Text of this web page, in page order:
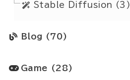
Stable Diffusion (3)
Blog (70)
Game (28)